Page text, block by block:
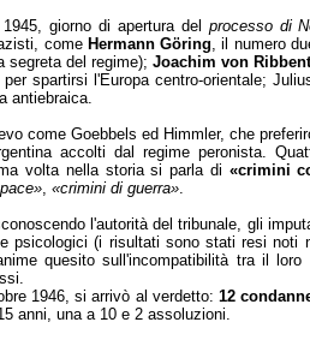
giorno di apertura del processo di
come Hermann Göring, il numero
segreta del regime); Joachim von
spartirsi l'Europa centro-orientale;
antiebraica.
come Goebbels ed Himmler, che
accolti dal regime peronista.
volta nella storia si parla di «crimini
, «crimini di guerra».
l'autorità del tribunale, gli
psicologici (i risultati sono stati resi noti
quesito sull'incompatibilità tra il
1946, si arrivò al verdetto:12
anni, una a 10 e 2 assoluzioni.